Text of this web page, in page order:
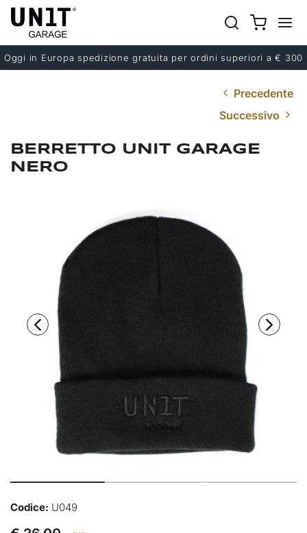
Oggi in Europa spedizione gratuita per ordini superiori a € 300
Precedente
Successivo
BERRETTO UNIT GARAGE
NERO
Codice: U049